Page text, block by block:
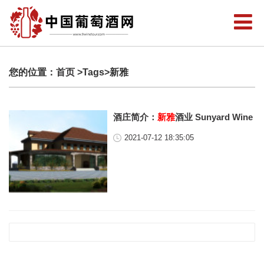
您的位置： 首页 >Tags>新雅
酒庄简介： 新雅酒业 Sunyard Wine
2021-07-12 18:35:05